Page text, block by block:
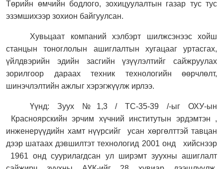
Төрийн өмчийн бодлого, зохицуулалтын газар тус тус
эзэмшихээр зохион байгуулсан.
Хувьцаат компаний хэлбэрт шилжсэнээс хойш
станцын тоноглолын ашиглалтын хугацааг уртасгах,
үйлдвэрийн эдийн засгийн үзүүлэлтийг сайжруулах
зорилгоор дараах техник технологийн өөрчлөлт,
шинэчлэлтийн ажлыг хэрэгжүүлж ирлээ.
Үүнд: Зуух №1,3 / ТС-35-39 /-ыг ОХУ-ын
Красноярскийн эрчим хүчний институтын эрдэмтэн ,
инженерүүдийн хамт нүүрсийг
усан хөргөлттэй тавцан
дээр шатаах дэвшилтэт технологид 2001 онд
хийснээр
1961 онд суурилагдсан ул ширэмт зуухны ашиглалт